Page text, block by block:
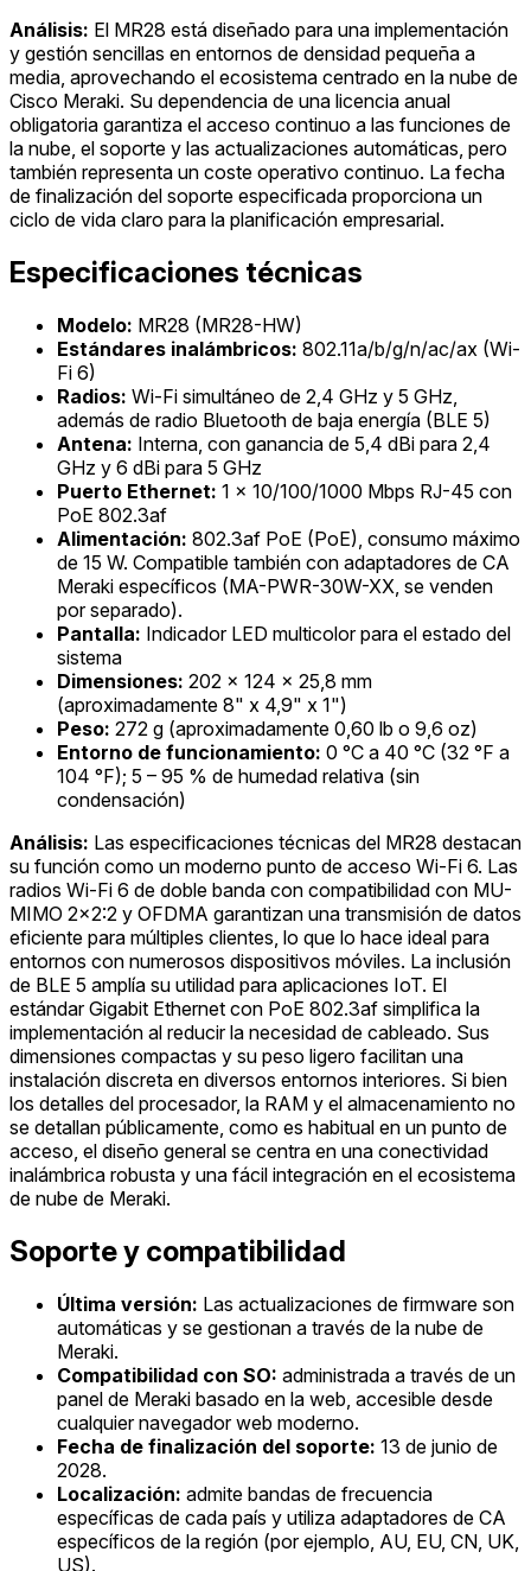
Análisis: El MR28 está diseñado para una implementación
y gestión sencillas en entornos de densidad pequeña a
media, aprovechando el ecosistema centrado en la nube de
Cisco Meraki. Su dependencia de una licencia anual
obligatoria garantiza el acceso continuo a las funciones de
la nube, el soporte y las actualizaciones automáticas, pero
también representa un coste operativo continuo. La fecha
de finalización del soporte especificada proporciona un
ciclo de vida claro para la planificación empresarial.
Especificaciones técnicas
Modelo: MR28 (MR28-HW)
Estándares inalámbricos: 802.11a/b/g/n/ac/ax (Wi-
Fi 6)
Radios: Wi-Fi simultáneo de 2,4 GHz y 5 GHz,
además de radio Bluetooth de baja energía (BLE 5)
Antena: Interna, con ganancia de 5,4 dBi para 2,4
GHz y 6 dBi para 5 GHz
Puerto Ethernet: 1 x 10/100/1000 Mbps RJ-45 con
PoE 802.3af
Alimentación: 802.3af PoE (PoE), consumo máximo
de 15 W. Compatible también con adaptadores de CA
Meraki específicos (MA-PWR-30W-XX, se venden
por separado).
Pantalla: Indicador LED multicolor para el estado del
sistema
Dimensiones: 202 × 124 × 25,8 mm
(aproximadamente 8" x 4,9" x 1")
Peso: 272 g (aproximadamente 0,60 lb o 9,6 oz)
Entorno de funcionamiento: 0 °C a 40 °C (32 °F a
104 °F); 5 – 95 % de humedad relativa (sin
condensación)
Análisis: Las especificaciones técnicas del MR28 destacan
su función como un moderno punto de acceso Wi-Fi 6. Las
radios Wi-Fi 6 de doble banda con compatibilidad con MU-
MIMO 2x2:2 y OFDMA garantizan una transmisión de datos
eficiente para múltiples clientes, lo que lo hace ideal para
entornos con numerosos dispositivos móviles. La inclusión
de BLE 5 amplía su utilidad para aplicaciones IoT. El
estándar Gigabit Ethernet con PoE 802.3af simplifica la
implementación al reducir la necesidad de cableado. Sus
dimensiones compactas y su peso ligero facilitan una
instalación discreta en diversos entornos interiores. Si bien
los detalles del procesador, la RAM y el almacenamiento no
se detallan públicamente, como es habitual en un punto de
acceso, el diseño general se centra en una conectividad
inalámbrica robusta y una fácil integración en el ecosistema
de nube de Meraki.
Soporte y compatibilidad
Última versión: Las actualizaciones de firmware son
automáticas y se gestionan a través de la nube de
Meraki.
Compatibilidad con SO: administrada a través de un
panel de Meraki basado en la web, accesible desde
cualquier navegador web moderno.
Fecha de finalización del soporte: 13 de junio de
2028.
Localización: admite bandas de frecuencia
específicas de cada país y utiliza adaptadores de CA
específicos de la región (por ejemplo, AU, EU, CN, UK,
US).